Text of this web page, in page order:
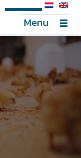
SFR Portal
Menu